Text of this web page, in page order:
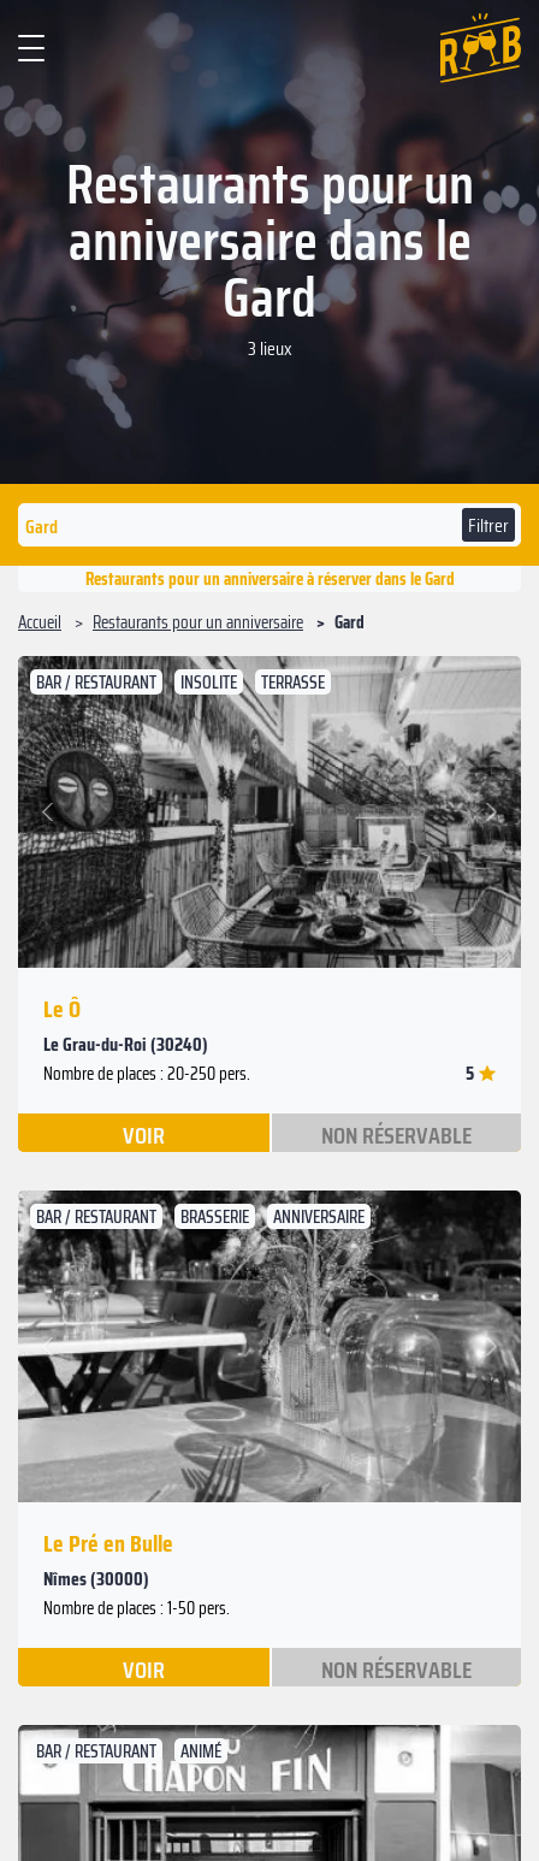
Restaurants pour un
anniversaire dans le
Gard
3 lieux
Filtrer
Restaurants pour un anniversaire à réserver dans le Gard
Accueil
Restaurants pour un anniversaire Gard
BAR / RESTAURANT INSOLITE TERRASSE
Précédent
Suivant
Le Ô
Le Grau-du-Roi (30240)
Nombre de places : 20-250 pers. 5
VOIR NON RÉSERVABLE
BAR / RESTAURANT BRASSERIE ANNIVERSAIRE
Précédent
Suivant
Le Pré en Bulle
Nîmes (30000)
Nombre de places : 1-50 pers.
VOIR NON RÉSERVABLE
BAR / RESTAURANT ANIMÉ